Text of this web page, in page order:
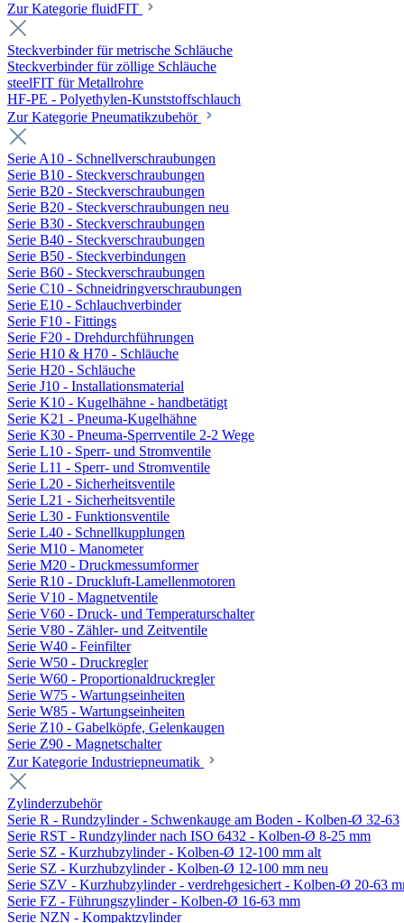
Zur Kategorie fluidFIT
Steckverbinder für metrische Schläuche
Steckverbinder für zöllige Schläuche
steelFIT für Metallrohre
HF-PE - Polyethylen-Kunststoffschlauch
Zur Kategorie Pneumatikzubehör
Serie A10 - Schnellverschraubungen
Serie B10 - Steckverschraubungen
Serie B20 - Steckverschraubungen
Serie B20 - Steckverschraubungen neu
Serie B30 - Steckverschraubungen
Serie B40 - Steckverschraubungen
Serie B50 - Steckverbindungen
Serie B60 - Steckverschraubungen
Serie C10 - Schneidringverschraubungen
Serie E10 - Schlauchverbinder
Serie F10 - Fittings
Serie F20 - Drehdurchführungen
Serie H10 & H70 - Schläuche
Serie H20 - Schläuche
Serie J10 - Installationsmaterial
Serie K10 - Kugelhähne - handbetätigt
Serie K21 - Pneuma-Kugelhähne
Serie K30 - Pneuma-Sperrventile 2-2 Wege
Serie L10 - Sperr- und Stromventile
Serie L11 - Sperr- und Stromventile
Serie L20 - Sicherheitsventile
Serie L21 - Sicherheitsventile
Serie L30 - Funktionsventile
Serie L40 - Schnellkupplungen
Serie M10 - Manometer
Serie M20 - Druckmessumformer
Serie R10 - Druckluft-Lamellenmotoren
Serie V10 - Magnetventile
Serie V60 - Druck- und Temperaturschalter
Serie V80 - Zähler- und Zeitventile
Serie W40 - Feinfilter
Serie W50 - Druckregler
Serie W60 - Proportionaldruckregler
Serie W75 - Wartungseinheiten
Serie W85 - Wartungseinheiten
Serie Z10 - Gabelköpfe, Gelenkaugen
Serie Z90 - Magnetschalter
Zur Kategorie Industriepneumatik
Zylinderzubehör
Serie R - Rundzylinder - Schwenkauge am Boden - Kolben-Ø 32-63
Serie RST - Rundzylinder nach ISO 6432 - Kolben-Ø 8-25 mm
Serie SZ - Kurzhubzylinder - Kolben-Ø 12-100 mm alt
Serie SZ - Kurzhubzylinder - Kolben-Ø 12-100 mm neu
Serie SZV - Kurzhubzylinder - verdrehgesichert - Kolben-Ø 20-63
Serie FZ - Führungszylinder - Kolben-Ø 16-63 mm
Serie NZN - Kompaktzylinder